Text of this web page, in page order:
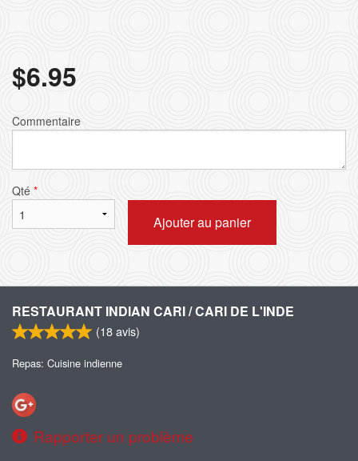
$6.95
Commentaire
Qté *
Ajouter au panier
RESTAURANT INDIAN CARI / CARI DE L'INDE
(18avis)
Repas: Cuisine indienne
Rapporter un problème